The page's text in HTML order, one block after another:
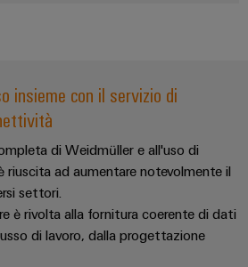
insieme con il servizio di
di Weidmüller e all'uso di
riuscita ad aumentare notevolmente il
settori.
è rivolta alla fornitura coerente di dati
di lavoro, dalla progettazione